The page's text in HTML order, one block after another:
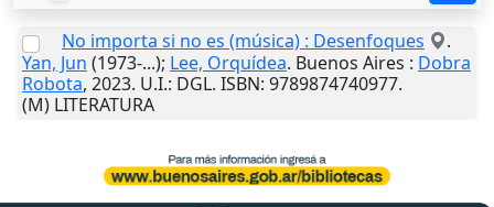
No importa si no es (música) : Desenfoques
.
Yan, Jun (1973-...); Lee, Orquídea. Buenos Aires : Dobra
Robota, 2023. U.I.: DGL. ISBN: 9789874740977.
(M) LITERATURA